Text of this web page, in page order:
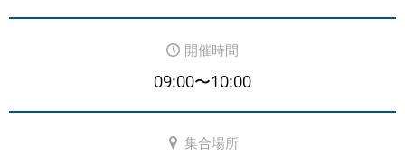
開催時間
09:00〜10:00
集合場所